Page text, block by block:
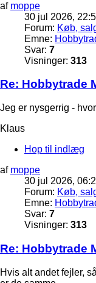
af moppe
30 jul 2026,
Forum: Køb,
Emne:
Svar: 7
Visninger: 313
Re: Hobbytrade
Jeg er nysgerrig -
Klaus
Hop til indlæg
af moppe
30 jul 2026,
Forum: Køb,
Emne:
Svar: 7
Visninger: 313
Re: Hobbytrade
Hvis alt andet fejler,